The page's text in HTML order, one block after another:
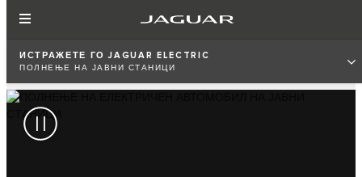
ИСТРАЖЕТЕ ГО JAGUAR ELECTRIC
ПОЛНЕЊЕ НА ЈАВНИ СТАНИЦИ